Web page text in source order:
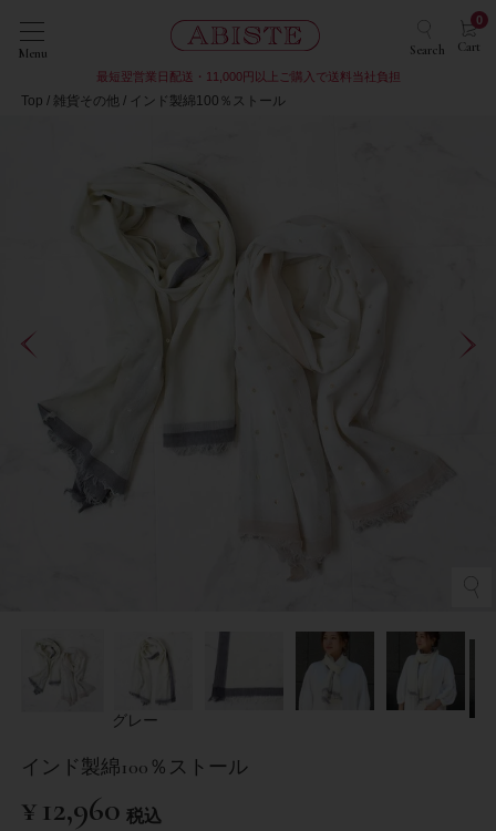
Menu Search Cart
0
最短翌営業日配送・11,000円以上ご購入で送料当社負担
Top 雑貨その他 インド製綿100％ストール
グレー
インド製綿100％ストール
¥12,960 税込